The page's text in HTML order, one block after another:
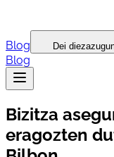
Blog Dei
Blog
Bizitza
eragozten